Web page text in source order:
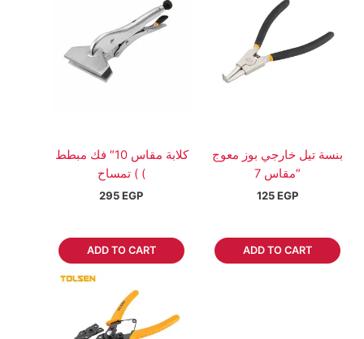
كلابة مقاس 10″ فك مبطط
) تمساح (
295EGP
ADD TO CART
بنسة تيل خارجي بوز معوج
مقاس 7″
125EGP
ADD TO CART